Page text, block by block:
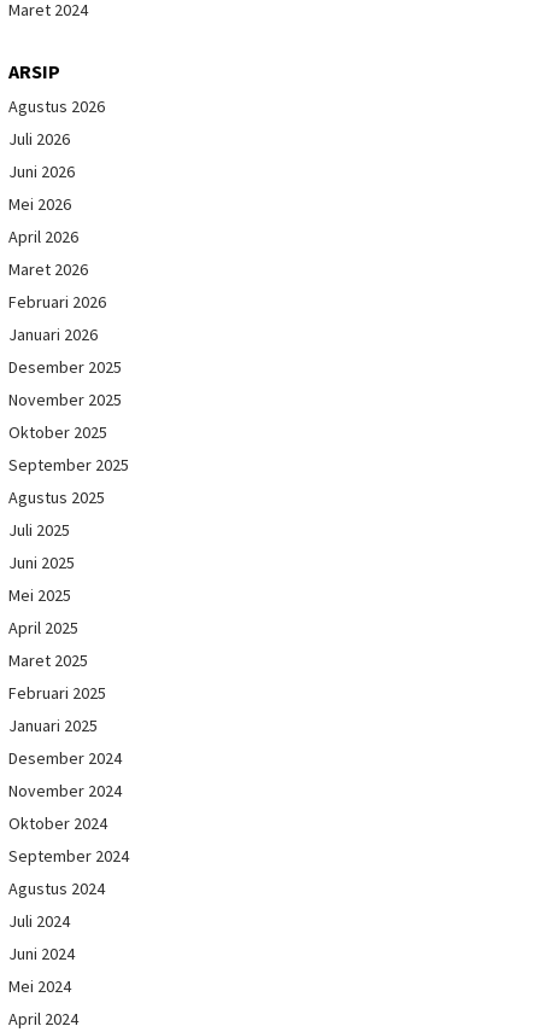
Maret 2024
ARSIP
Agustus 2026
Juli 2026
Juni 2026
Mei 2026
April 2026
Maret 2026
Februari 2026
Januari 2026
Desember 2025
November 2025
Oktober 2025
September 2025
Agustus 2025
Juli 2025
Juni 2025
Mei 2025
April 2025
Maret 2025
Februari 2025
Januari 2025
Desember 2024
November 2024
Oktober 2024
September 2024
Agustus 2024
Juli 2024
Juni 2024
Mei 2024
April 2024